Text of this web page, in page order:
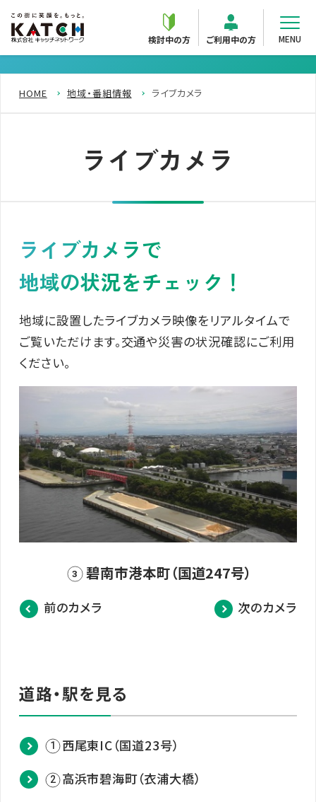
検討中の方 ご利用中の方 MENU
HOME 地域・番組情報 ライブカメラ
ライブカメラ
ライブカメラで
地域の状況をチェック！
地域に設置したライブカメラ映像をリアルタイムで
ご覧いただけます。交通や災害の状況確認にご利用
ください。
3 碧南市港本町（国道247号）
前のカメラ 次のカメラ
道路・駅を見る
1 西尾東IC（国道23号）
2 高浜市碧海町（衣浦大橋）